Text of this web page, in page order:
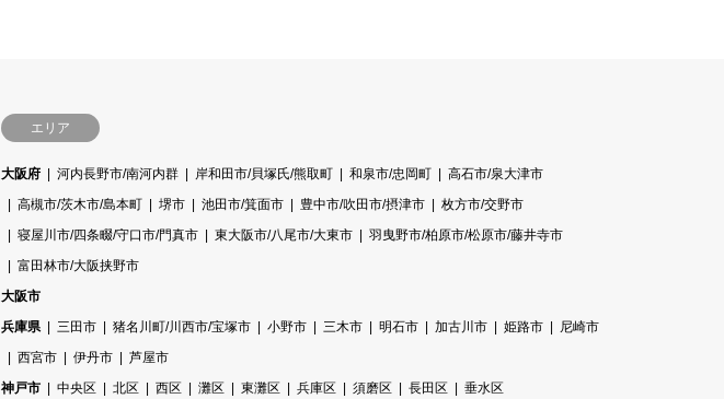
エリア
大阪府 河内長野市/南河内群 岸和田市/貝塚氏/熊取町 和泉市/忠岡町
高石市/泉大津市
高槻市/茨木市/島本町
堺市 池田市/箕面市 豊中市/吹田市/摂津市
枚方市/交野市
寝屋川市/四条畷/守口市/門真市
東大阪市/八尾市/大東市
羽曳野市/柏原市/松原市/藤井寺市
富田林市/大阪挟野市
大阪市
兵庫県
三田市 猪名川町/川西市/宝塚市 小野市 三木市 明石市 加古川市 姫路市
尼崎市
西宮市
伊丹市
芦屋市
神戸市
中央区 北区 西区 灘区 東灘区 兵庫区 須磨区 長田区 垂水区